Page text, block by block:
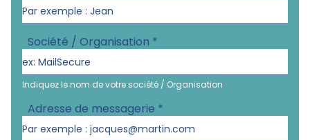
Société / Organisation *
Indiquez le nom de votre société / Organisation
Adresse de messagerie *